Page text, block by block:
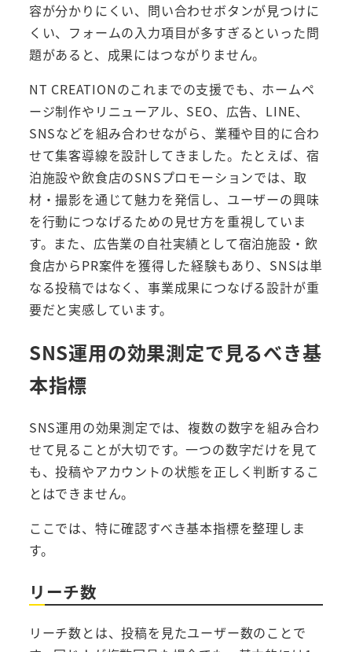
容が分かりにくい、問い合わせボタンが見つけに
くい、フォームの入力項目が多すぎるといった問
題があると、成果にはつながりません。
NT CREATIONのこれまでの支援でも、ホームペ
ージ制作やリニューアル、SEO、広告、LINE、
SNSなどを組み合わせながら、業種や目的に合わ
せて集客導線を設計してきました。たとえば、宿
泊施設や飲食店のSNSプロモーションでは、取
材・撮影を通じて魅力を発信し、ユーザーの興味
を行動につなげるための見せ方を重視していま
す。また、広告業の自社実績として宿泊施設・飲
食店からPR案件を獲得した経験もあり、SNSは単
なる投稿ではなく、事業成果につなげる設計が重
要だと実感しています。
SNS運用の効果測定で見るべき基
本指標
SNS運用の効果測定では、複数の数字を組み合わ
せて見ることが大切です。一つの数字だけを見て
も、投稿やアカウントの状態を正しく判断するこ
とはできません。
ここでは、特に確認すべき基本指標を整理しま
す。
リーチ数
リーチ数とは、投稿を見たユーザー数のことで